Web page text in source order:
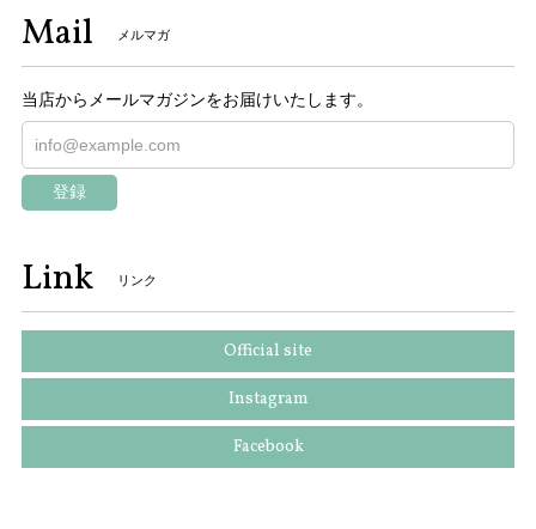
Mail メルマガ
当店からメールマガジンをお届けいたします。
登録
Link リンク
Official site
Instagram
Facebook